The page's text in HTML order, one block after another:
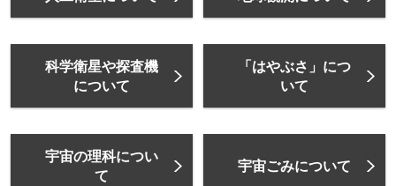
科学衛星や探査機
について
「はやぶさ」につ
いて
宇宙の理科につい
て
宇宙ごみについて